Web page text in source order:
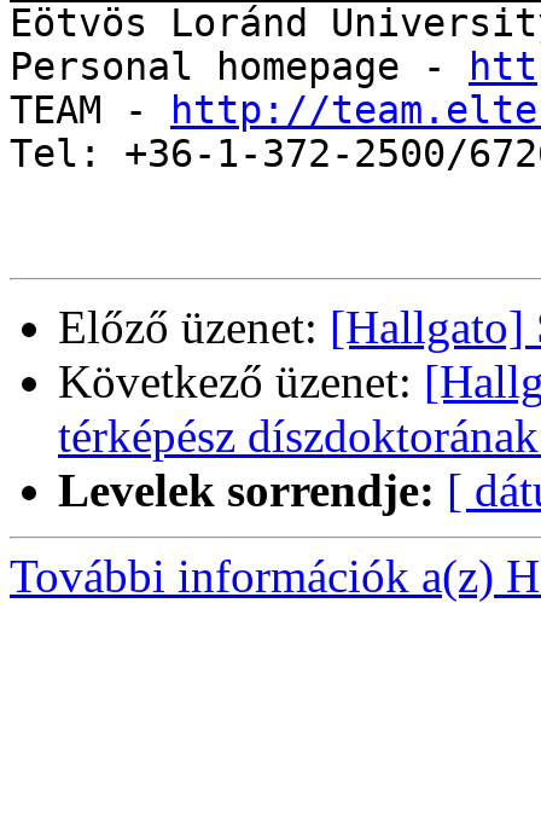
Eötvös Loránd
Personal homepage -
TEAM -
http://
Tel: +36-1-372-2500/
Előző üzenet: [Hallgato]
Következő üzenet:
térképész
Levelek sorrendje: [
További információk a(z)